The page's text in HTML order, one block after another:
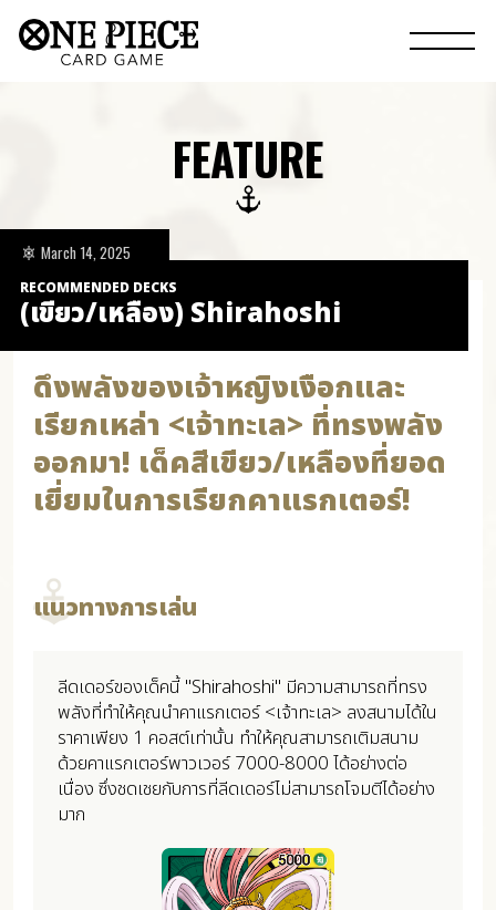
FEATURE
RECOMMENDED DECKS
(เขียว/เหลือง) Shirahoshi
March 14, 2025
ดึงพลังของเจ้าหญิงเงือกและ
เรียกเหล่า <เจ้าทะเล> ที่ทรงพลัง
ออกมา! เด็คสีเขียว/เหลืองที่ยอด
เยี่ยมในการเรียกคาแรกเตอร์!
แนวทางการเล่น
ลีดเดอร์ของเด็คนี้ "Shirahoshi" มีความสามารถที่ทรง
พลังที่ทำให้คุณนำคาแรกเตอร์ <เจ้าทะเล> ลงสนามได้ใน
ราคาเพียง 1 คอสต์เท่านั้น ทำให้คุณสามารถเติมสนาม
ด้วยคาแรกเตอร์พาวเวอร์ 7000-8000 ได้อย่างต่อ
เนื่อง ซึ่งชดเชยกับการที่ลีดเดอร์ไม่สามารถโจมตีได้อย่าง
มาก